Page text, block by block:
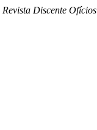
Revista Discente